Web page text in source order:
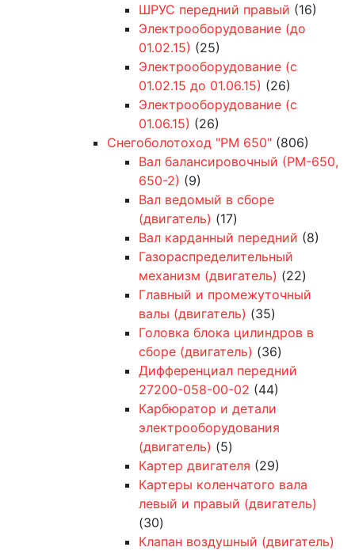
ШРУС передний правый (16)
Электрооборудование (до
01.02.15) (25)
Электрооборудование (с
01.02.15 до 01.06.15) (26)
Электрооборудование (с
01.06.15) (26)
Снегоболотоход "РМ 650" (806)
Вал балансировочный (РМ-650,
650-2) (9)
Вал ведомый в сборе
(двигатель) (17)
Вал карданный передний (8)
Газораспределительный
механизм (двигатель) (22)
Главный и промежуточный
валы (двигатель) (35)
Головка блока цилиндров в
сборе (двигатель) (36)
Дифференциал передний
27200-058-00-02 (44)
Карбюратор и детали
электрооборудования
(двигатель) (5)
Картер двигателя (29)
Картеры коленчатого вала
левый и правый (двигатель)
(30)
Клапан воздушный (двигатель)